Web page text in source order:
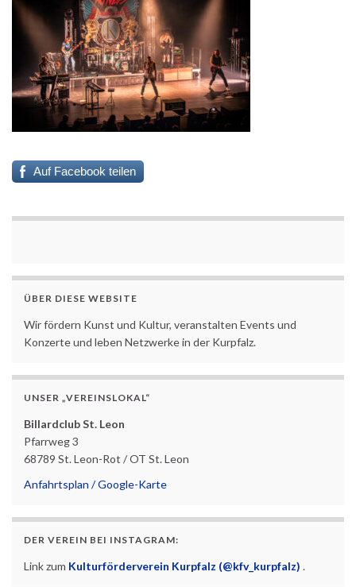
Auf Facebook teilen
ÜBER DIESE WEBSITE
Wir fördern Kunst und Kultur, veranstalten Events und
Konzerte und leben Netzwerke in der Kurpfalz.
UNSER „VEREINSLOKAL“
Billardclub St. Leon
Pfarrweg 3
68789 St. Leon-Rot / OT St. Leon
Anfahrtsplan / Google-Karte
DER VEREIN BEI INSTAGRAM:
Link zum Kulturförderverein Kurpfalz (@kfv_kurpfalz) .